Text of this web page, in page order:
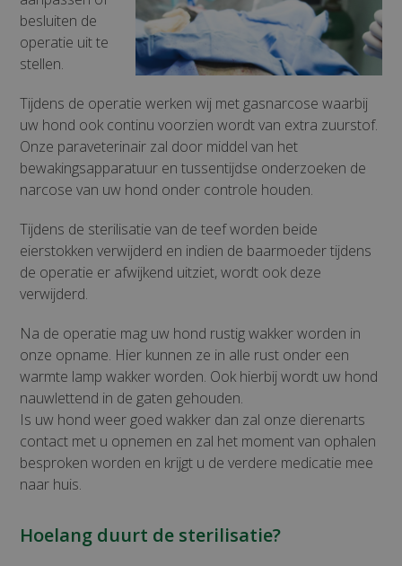
besluiten de
operatie uit te
stellen.
Tijdens de operatie werken wij met gasnarcose waarbij
uw hond ook continu voorzien wordt van extra zuurstof.
Onze paraveterinair zal door middel van het
bewakingsapparatuur en tussentijdse onderzoeken de
narcose van uw hond onder controle houden.
Tijdens de sterilisatie van de teef worden beide
eierstokken verwijderd en indien de baarmoeder tijdens
de operatie er afwijkend uitziet, wordt ook deze
verwijderd.
Na de operatie mag uw hond rustig wakker worden in
onze opname. Hier kunnen ze in alle rust onder een
warmte lamp wakker worden. Ook hierbij wordt uw hond
nauwlettend in de gaten gehouden.
Is uw hond weer goed wakker dan zal onze dierenarts
contact met u opnemen en zal het moment van ophalen
besproken worden en krijgt u de verdere medicatie mee
naar huis.
Hoelang duurt de sterilisatie?